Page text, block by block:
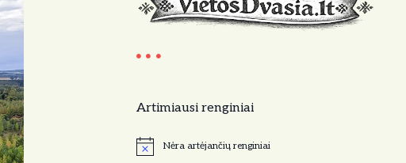
Artimiausi renginiai
N
Nėra artėjančių renginiai